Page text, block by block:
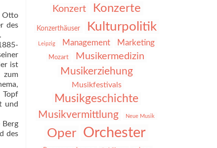
Otto
des
ist
zum
Topf
und
Berg
des
Konzert Konzerte
Konzerthäuser Kulturpolitik
Leipzig Management Marketing
Mozart Musikermedizin
Musikerziehung
Musikfestivals
Musikgeschichte
Musikvermittlung Neue Musik
Oper Orchester